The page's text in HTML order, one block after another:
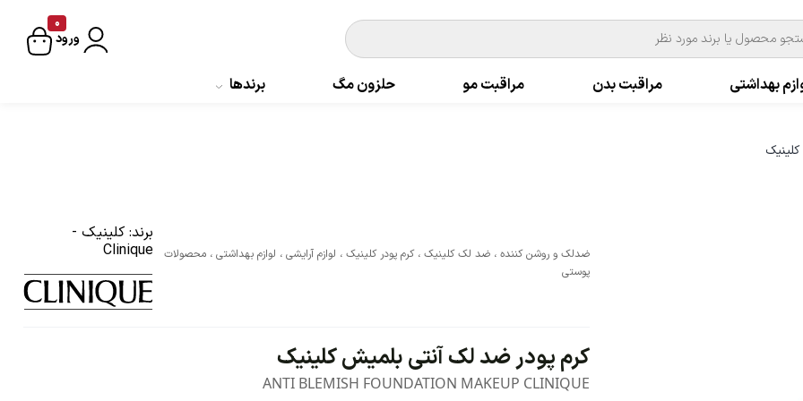
بهداشتی مراقبت بدن مراقبت مو حلزون مگ برندها
ورود
0
ضدلک و روشن کننده ، ضد لک کلینیک ،کرم پودر کلینیک ، لوازم آرایشی ، لوازم بهداشتی ، محصولات
پوستی
برند: کلینیک -
Clinique
کرم پودر ضد لک آنتی بلمیش کلینیک
ANTI BLEMISH FOUNDATION MAKEUP CLINIQUE